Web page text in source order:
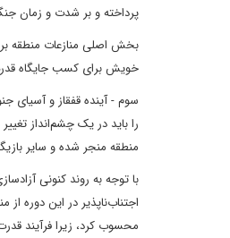
پرداخته و بر شدت و زمان
بخش اصلی منازعات منطقه
خویش برای کسب جایگاه قدرت
سوم - آینده قفقاز و آسیای
را باید در یک چشم‌انداز
منطقه منجر شده و سایر
با توجه به روند کنونی
اجتناب‌ناپذیر در این دوره
محسوب کرد، زیرا فرآیند